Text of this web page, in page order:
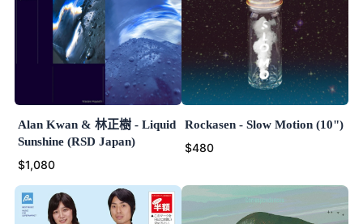
Alan Kwan & 林正樹 - Liquid
Sunshine (RSD Japan)
$1,080
Rockasen - Slow Motion (10")
$480